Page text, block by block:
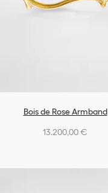
Bois de Rose Armband
13.200,00 €